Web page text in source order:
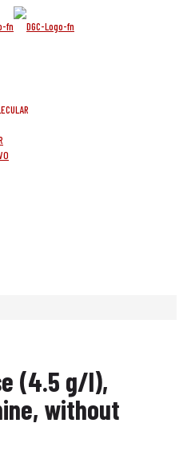
(4.5 g/l),
without